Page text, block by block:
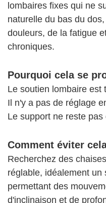
lombaires fixes qui ne
naturelle du bas du
douleurs, de la fatigue
chroniques.
Pourquoi cela se
Le soutien lombaire est
Il n'y a pas de réglage
Le support ne reste
Comment éviter
Recherchez des
réglable, idéalement un
permettant des
d'inclinaison et de